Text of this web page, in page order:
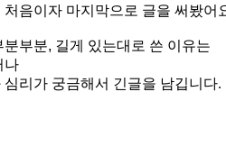
처음이자 마지막으로 글을 써봤어
부분, 길게 있는대로 쓴 이유는
나
심리가 궁금해서 긴글을 남깁니다.